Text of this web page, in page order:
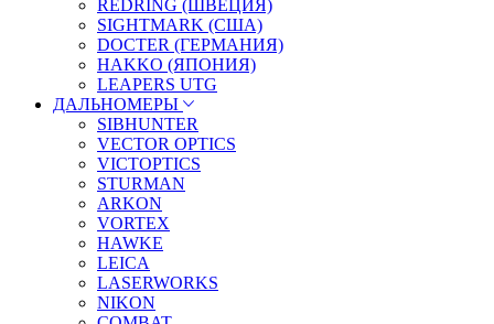
REDRING (ШВЕЦИЯ)
SIGHTMARK (США)
DOCTER (ГЕРМАНИЯ)
HAKKO (ЯПОНИЯ)
LEAPERS UTG
ДАЛЬНОМЕРЫ
SIBHUNTER
VECTOR OPTICS
VICTOPTICS
STURMAN
ARKON
VORTEX
HAWKE
LEICA
LASERWORKS
NIKON